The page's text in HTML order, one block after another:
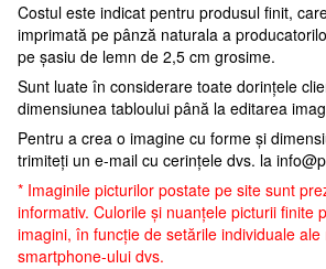
Costul este indicat pentru produsul finit,
imprimată pe pânză naturala a
pe șasiu de lemn de 2,5 cm grosime.
Sunt luate în considerare toate dorințele
dimensiunea tabloului până la editarea
Pentru a crea o imagine cu forme și
trimiteți un e-mail cu cerințele dvs. la
* Imaginile picturilor postate pe site sunt
informativ. Culorile și nuanțele picturii finite
imagini, în funcție de setările individuale
smartphone-ului dvs.